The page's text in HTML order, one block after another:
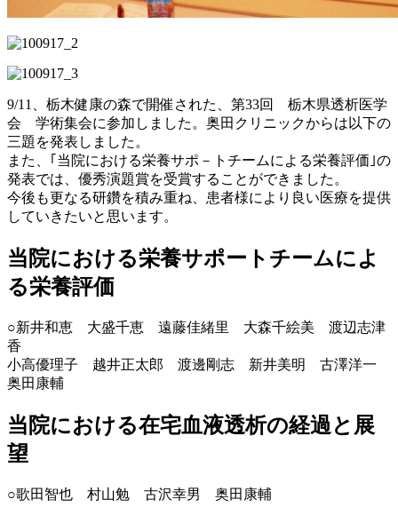
9/11、栃木健康の森で開催された、第33回 栃木県透析医学
会 学術集会に参加しました。奥田クリニックからは以下の
三題を発表しました。
また、｢当院における栄養サポ－トチームによる栄養評価｣の
発表では、優秀演題賞を受賞することができました。
今後も更なる研鑽を積み重ね、患者様により良い医療を提供
していきたいと思います。
当院における栄養サポートチームによ
る栄養評価
○新井和恵 大盛千恵 遠藤佳緒里 大森千絵美 渡辺志津
香
小高優理子 越井正太郎 渡邊剛志 新井美明 古澤洋一
奥田康輔
当院における在宅血液透析の経過と展
望
○歌田智也 村山勉 古沢幸男 奥田康輔